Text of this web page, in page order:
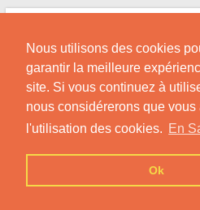
Nous utilisons des cookies
garantir la meilleure
site. Si vous continuez à
nous considérerons que vous
l'utilisation des cookies. En
Ok
Skip
content
Nos Conseils pour Rencontrer
Originaire de Chine !